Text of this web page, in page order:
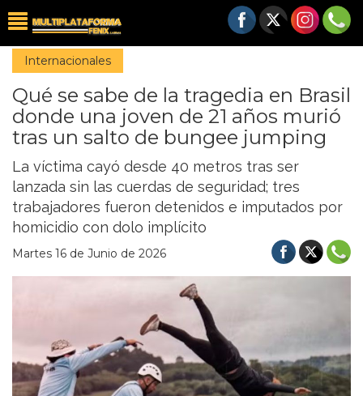
Internacionales
Qué se sabe de la tragedia en Brasil
donde una joven de 21 años murió
tras un salto de bungee jumping
La víctima cayó desde 40 metros tras ser
lanzada sin las cuerdas de seguridad; tres
trabajadores fueron detenidos e imputados por
homicidio con dolo implícito
Martes 16 de Junio de 2026